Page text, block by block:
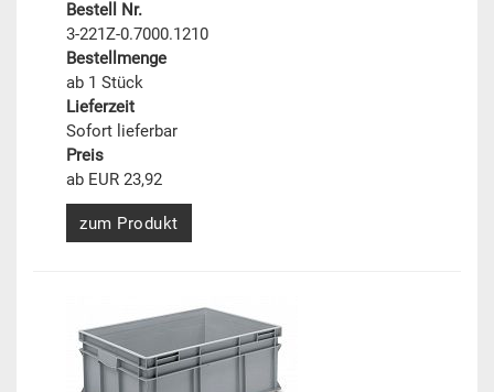
Bestell Nr.
3-221Z-0.7000.1210
Bestellmenge
ab 1 Stück
Lieferzeit
Sofort lieferbar
Preis
ab EUR 23,92
zum Produkt